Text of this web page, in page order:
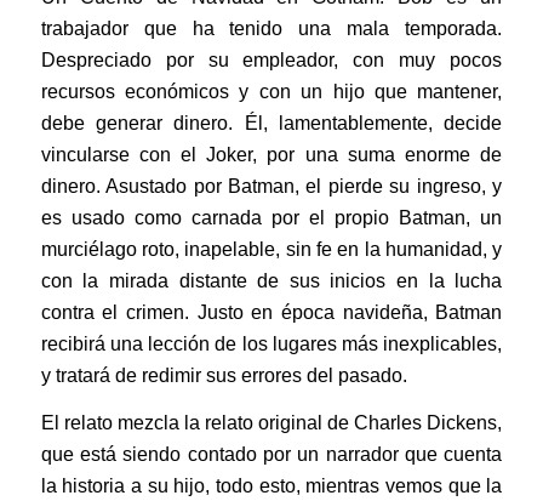
trabajador que ha tenido una mala temporada.
Despreciado por su empleador, con muy pocos
recursos económicos y con un hijo que mantener,
debe generar dinero. Él, lamentablemente, decide
vincularse con el Joker, por una suma enorme de
dinero. Asustado por Batman, el pierde su ingreso, y
es usado como carnada por el propio Batman, un
murciélago roto, inapelable, sin fe en la humanidad, y
con la mirada distante de sus inicios en la lucha
contra el crimen. Justo en época navideña, Batman
recibirá una lección de los lugares más inexplicables,
y tratará de redimir sus errores del pasado.
El relato mezcla la relato original de Charles Dickens,
que está siendo contado por un narrador que cuenta
la historia a su hijo, todo esto, mientras vemos que la